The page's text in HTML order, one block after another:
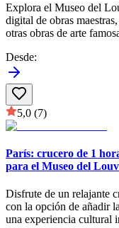
Explora el Museo del
digital de obras
otras obras de arte
Desde:
5,0 (7)
París: crucero de 1
para el Museo del
Disfrute de un relajante
con la opción de añadir
una experiencia cultural